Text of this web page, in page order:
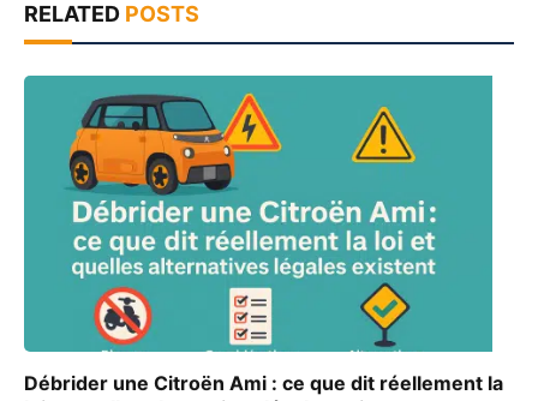
RELATED POSTS
Débrider une Citroën Ami : ce que dit réellement la